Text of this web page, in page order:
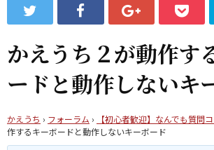
ッ
フ
ォ
ム
かえうち２が動作す
ードと動作しないキ
かえうち › フォーラム › 【初心者歓迎】なんでも質問
作するキーボードと動作しないキーボード